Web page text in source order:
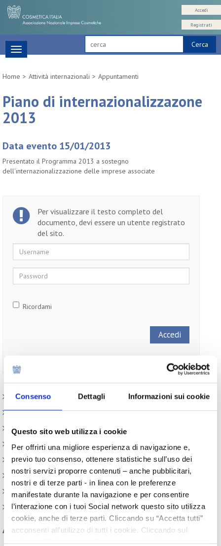
Consenso Dettagli Informazioni sui cookie
Questo sito web utilizza i cookie
Per offrirti una migliore esperienza di navigazione e,
previo tuo consenso, ottenere statistiche sull’uso dei
nostri servizi proporre contenuti – anche pubblicitari,
nostri e di terze parti - in linea con le preferenze
manifestate durante la navigazione e per consentire
l’interazione con i tuoi Social network questo sito utilizza
cookie, anche di terze parti. Cliccando su “Accetta tutti”
acconsenti all’utilizzo di tutti i cookie. Cliccando sul
Cerca
Accedi
Registrati
Toggle
navigation
Home
Attività internazionali Appuntamenti
Piano di internazionalizzazone
2013
Data evento 15/01/2013
Presentato il Programma 2013 a sostegno
dell'internazionalizzazione delle imprese associate
Per visualizzare il testo completo del
documento, devi essere un utente registrato
del sito.
Username
Password
Ricordami
Paesi
Iniziative
Webinar
Circolari
Memorandum of Understanding
Corsi di formazione
Contatti utili
FAQ
Archivio